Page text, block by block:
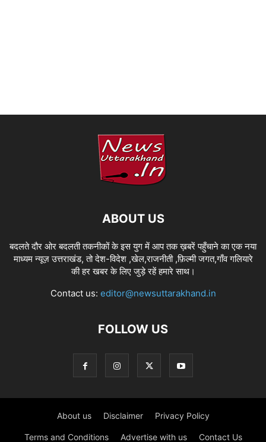
ABOUT US
बदलते दौर ओर बदलती तकनीकों के इस युग में आप तक ख़बरें पहुँचाने का एक नया
माध्यम न्यूज़ उत्तराखंड, तो देश-विदेश ,खेल,राजनीती ,फ़िल्मी जगत,गाँव गलियारे
की हर खबर के लिए जुड़े रहें हमारे साथ।
Contact us: editor@newsuttarakhand.in
FOLLOW US
About us Disclaimer Privacy Policy
Terms and Conditions Advertise with us Contact Us